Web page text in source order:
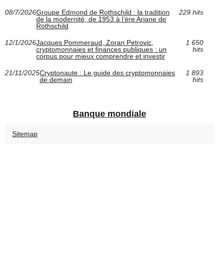
08/7/2026Groupe Edmond de Rothschild : la tradition
de la modernité, de 1953 à l’ère Ariane de
Rothschild
229 hits
12/1/2026Jacques Pommeraud, Zoran Petrovic,
cryptomonnaies et finances publiques : un
corpus pour mieux comprendre et investir
1 650
hits
21/11/2025Cryptonaute : Le guide des cryptomonnaies
de demain
1 893
hits
Banque mondiale
Sitemap